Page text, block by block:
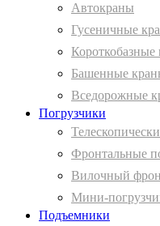
Автокраны
Гусеничные
Короткобазные
Башенные
Вcедорожные
Погрузчики
Фронтальные
Вилочный
Мини-
Подъемники